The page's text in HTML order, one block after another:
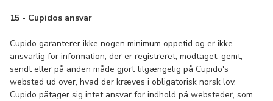
15 - Cupidos ansvar
Cupido garanterer ikke nogen minimum oppetid og er ikke
ansvarlig for information, der er registreret, modtaget, gemt,
sendt eller på anden måde gjort tilgængelig på Cupido's
websted ud over, hvad der kræves i obligatorisk norsk lov.
Cupido påtager sig intet ansvar for indhold på websteder, som